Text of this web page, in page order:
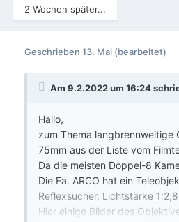
2 Wochen später...
Geschrieben 13. Mai (bearbeitet)
Am 9.2.2022 um 16:24
Hallo,
zum Thema langbrennweitige
75mm aus der Liste vom
Da die meisten Doppel-8
Die Fa. ARCO hat ein
Reflexsucher, Lichtstärke
Hier einige Bilder des